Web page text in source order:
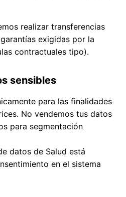
realizar transferencias
exigidas por la
contractuales tipo).
sensibles
para las finalidades
No vendemos tus datos
para segmentación
datos de Salud está
en el sistema